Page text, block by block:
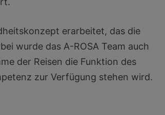
erarbeitet, das die
wurde das A-ROSA Team auch
der Reisen die Funktion des
zur Verfügung stehen wird.